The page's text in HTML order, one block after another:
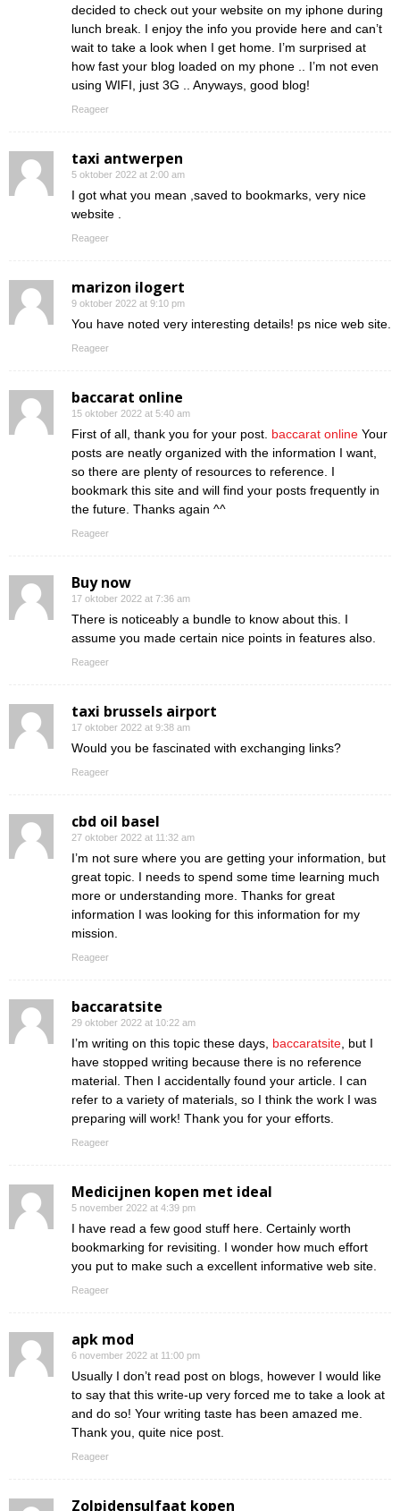
decided to check out your website on my iphone during
lunch break. I enjoy the info you provide here and can’t
wait to take a look when I get home. I’m surprised at
how fast your blog loaded on my phone .. I’m not even
using WIFI, just 3G .. Anyways, good blog!
Reageer
taxi antwerpen
5 oktober 2022 at 2:00 am
I got what you mean ,saved to bookmarks, very nice
website .
Reageer
marizon ilogert
9 oktober 2022 at 9:10 pm
You have noted very interesting details! ps nice web site.
Reageer
baccarat online
15 oktober 2022 at 5:40 am
First of all, thank you for your post. baccarat online Your
posts are neatly organized with the information I want,
so there are plenty of resources to reference. I
bookmark this site and will find your posts frequently in
the future. Thanks again ^^
Reageer
Buy now
17 oktober 2022 at 7:36 am
There is noticeably a bundle to know about this. I
assume you made certain nice points in features also.
Reageer
taxi brussels airport
17 oktober 2022 at 9:38 am
Would you be fascinated with exchanging links?
Reageer
cbd oil basel
27 oktober 2022 at 11:32 am
I’m not sure where you are getting your information, but
great topic. I needs to spend some time learning much
more or understanding more. Thanks for great
information I was looking for this information for my
mission.
Reageer
baccaratsite
29 oktober 2022 at 10:22 am
I’m writing on this topic these days, baccaratsite, but I
have stopped writing because there is no reference
material. Then I accidentally found your article. I can
refer to a variety of materials, so I think the work I was
preparing will work! Thank you for your efforts.
Reageer
Medicijnen kopen met ideal
5 november 2022 at 4:39 pm
I have read a few good stuff here. Certainly worth
bookmarking for revisiting. I wonder how much effort
you put to make such a excellent informative web site.
Reageer
apk mod
6 november 2022 at 11:00 pm
Usually I don’t read post on blogs, however I would like
to say that this write-up very forced me to take a look at
and do so! Your writing taste has been amazed me.
Thank you, quite nice post.
Reageer
Zolpidensulfaat kopen